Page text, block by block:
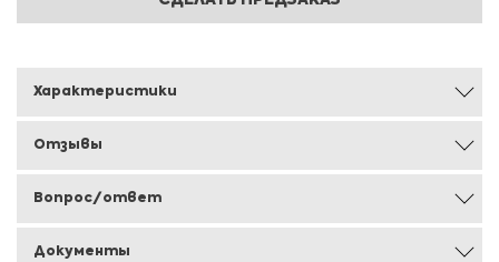
Характеристики
Отзывы
Вопрос/ответ
Документы